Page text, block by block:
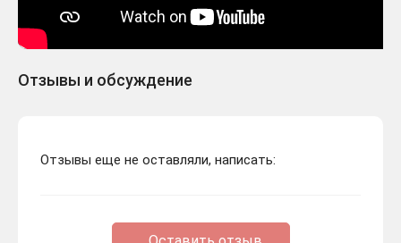
Отзывы и обсуждение
Отзывы еще не оставляли, написать: